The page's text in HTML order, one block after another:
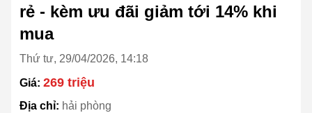
rẻ - kèm ưu đãi giảm tới 14% khi
mua
Thứ tư, 29/04/2026, 14:18
Giá: 269 triệu
Địa chỉ: hải phòng